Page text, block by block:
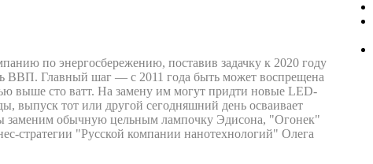
по энергосбережению, поставив задачку к 2020 году
ВВП. Главный шаг — с 2011 года быть может воспрещена
выше сто ватт. На замену им могут придти новые LED-
выпуск тот или другой сегодняшний день осваивает
заменим обычную цельным лампочку Эдисона, "Огонек"
стратегии "Русской компании нанотехнологий" Олега